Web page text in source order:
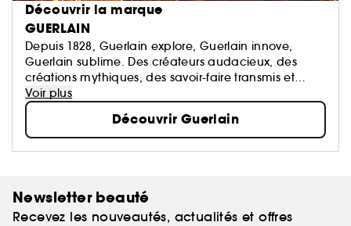
Découvrir la marque
GUERLAIN
Depuis 1828, Guerlain explore, Guerlain innove,
Guerlain sublime. Des créateurs audacieux, des
créations mythiques, des savoir-faire transmis et
perpétués. La Culture du Beau en signature.
Voir plus
Découvrir Guerlain
Newsletter beauté
Recevez les nouveautés, actualités et offres